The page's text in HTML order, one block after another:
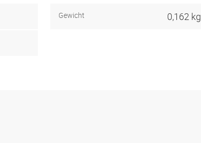
Gewicht 0,162 kg